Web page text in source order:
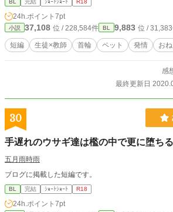
BL 完結 ｼｮｰﾄｼｮｰﾄ R18
24h.ポイント 7pt
小説 37,108 位 / 228,584件 BL 9,883 位 /
短編 生徒×教師 首輪 ペット 発情 お
感
最終更新日
30
手遅れのウサギ達は檻の中で更に堕ちる
五月雨時雨
ブログに掲載した短編です。
BL 完結 ｼｮｰﾄｼｮｰﾄ R18
24h.ポイント 7pt